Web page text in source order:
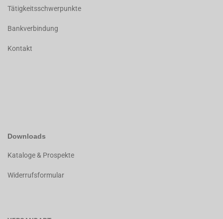
Tätigkeitsschwerpunkte
Bankverbindung
Kontakt
Downloads
Kataloge & Prospekte
Widerrufsformular